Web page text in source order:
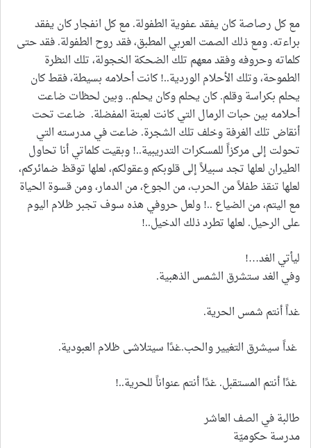
مع كل رصاصة كان يفقد عفوية الطفولة. مع كل انفجار كان يفقد
براءته. ومع ذلك الصمت العربي المطبق، فقد روح الطفولة. فقد حتى
كلماته وحروفه وفقد معهم تلك الضحكة الخجولة، تلك النظرة
الطموحة، وتلك الأحلام الوردية..! كانت أحلامه بسيطة، فقط كان
يحلم بكراسة وقلم. كان يحلم وكان يحلم.. وبين لحظات ضاعت
أحلامه بين حبات الرمال التي كانت لعبتة المفضلة. ضاعت تحت
أنقاض تلك الغرفة وخلف تلك الشجرة. ضاعت في مدرسته التي
تحولت إلى مركزاً للمسكرات التدريبية..! وبقيت كلماتي أنا تحاول
الطيران لعلها تجد سبيلاً إلى قلوبكم وعقولكم، لعلها توقظ ضمائركم،
لعلها تنقذ طفلاً من الحرب، من الجوع، من الدمار، ومن قسوة الحياة
مع اليتم، من الضياع ..! ولعل حروفي هذه سوف تجبر ظلام اليوم
على الرحيل. لعلها تطرد ذلك الدخيل..!
ليأتي الغد…!
وفي الغد ستشرق الشمس الذهبية.
غداً أنتم شمس الحرية.
غداً سيشرق التغيير والحب.غدًا سيتلاشى ظلام العبودية.
غدًا أنتم المستقبل. غدًا أنتم عنواناً للحرية..!
طالبة في الصف العاشر
مدرسة حكوميّة